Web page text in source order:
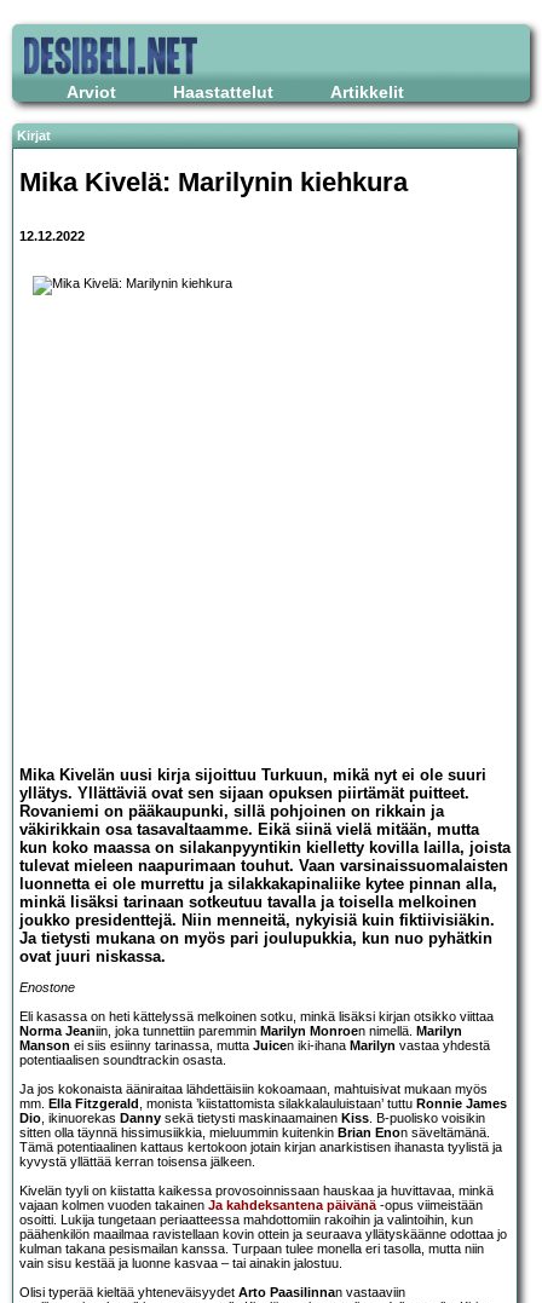
Arviot Haastattelut Artikkelit
Kirjat
Mika Kivelä: Marilynin kiehkura
12.12.2022
Mika Kivelän uusi kirja sijoittuu Turkuun, mikä nyt ei ole suuri
yllätys. Yllättäviä ovat sen sijaan opuksen piirtämät puitteet.
Rovaniemi on pääkaupunki, sillä pohjoinen on rikkain ja
väkirikkain osa tasavaltaamme. Eikä siinä vielä mitään, mutta
kun koko maassa on silakanpyyntikin kielletty kovilla lailla, joista
tulevat mieleen naapurimaan touhut. Vaan varsinaissuomalaisten
luonnetta ei ole murrettu ja silakkakapinaliike kytee pinnan alla,
minkä lisäksi tarinaan sotkeutuu tavalla ja toisella melkoinen
joukko presidenttejä. Niin menneitä, nykyisiä kuin fiktiivisiäkin.
Ja tietysti mukana on myös pari joulupukkia, kun nuo pyhätkin
ovat juuri niskassa.
Enostone
Eli kasassa on heti kättelyssä melkoinen sotku, minkä lisäksi kirjan otsikko viittaa
Norma Jeaniin, joka tunnettiin paremmin Marilyn Monroen nimellä. Marilyn
Manson ei siis esiinny tarinassa, mutta Juicen iki-ihana Marilyn vastaa yhdestä
potentiaalisen soundtrackin osasta.
Ja jos kokonaista ääniraitaa lähdettäisiin kokoamaan, mahtuisivat mukaan myös
mm. Ella Fitzgerald , monista ’kiistattomista silakkalauluistaan’ tuttu Ronnie James
Dio, ikinuorekas Danny sekä tietysti maskinaamainen Kiss. B-puolisko voisikin
sitten olla täynnä hissimusiikkia, mieluummin kuitenkin Brian Enon säveltämänä.
Tämä potentiaalinen kattaus kertokoon jotain kirjan anarkistisen ihanasta tyylistä ja
kyvystä yllättää kerran toisensa jälkeen.
Kivelän tyyli on kiistatta kaikessa provosoinnissaan hauskaa ja huvittavaa, minkä
vajaan kolmen vuoden takainen Ja kahdeksantena päivänä-opus viimeistään
osoitti. Lukija tungetaan periaatteessa mahdottomiin rakoihin ja valintoihin, kun
päähenkilön maailmaa ravistellaan kovin ottein ja seuraava yllätyskäänne odottaa jo
kulman takana pesismailan kanssa. Turpaan tulee monella eri tasolla, mutta niin
vain sisu kestää ja luonne kasvaa – tai ainakin jalostuu.
Olisi typerää kieltää yhteneväisyydet Arto Paasilinnan vastaaviin